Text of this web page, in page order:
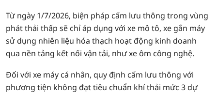
Từ ngày 1/7/2026, biện pháp cấm lưu thông trong vùng
phát thải thấp sẽ chỉ áp dụng với xe mô tô, xe gắn máy
sử dụng nhiên liệu hóa thạch hoạt động kinh doanh
qua nền tảng kết nối vận tải, như xe ôm công nghệ.
Đối với xe máy cá nhân, quy định cấm lưu thông với
phương tiện không đạt tiêu chuẩn khí thải mức 3 dự